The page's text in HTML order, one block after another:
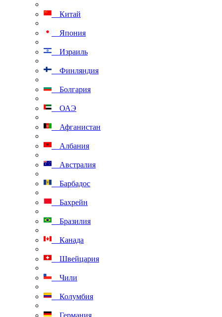
Китай
Япония
Израиль
Финляндия
Болгария
ОАЭ
Афганистан
Албания
Австралия
Барбадос
Бахрейн
Бразилия
Канада
Швейцария
Чили
Колумбия
Германия